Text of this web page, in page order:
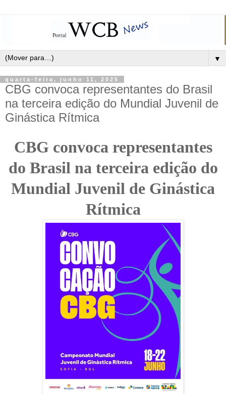
▼
quarta-feira, junho 11, 2025
CBG convoca representantes do Brasil
na terceira edição do Mundial Juvenil de
Ginástica Rítmica
CBG convoca representantes
do Brasil na terceira edição do
Mundial Juvenil de Ginástica
Rítmica